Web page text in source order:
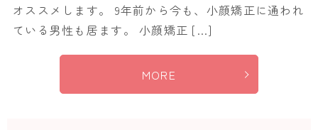
オススメします。 9年前から今も、小顔矯正に通われ
ている男性も居ます。 小顔矯正 […]
MORE